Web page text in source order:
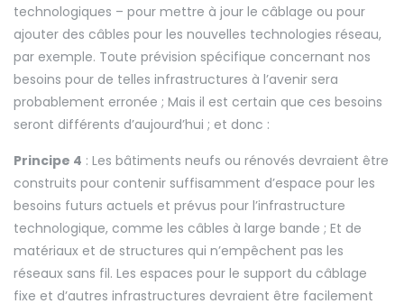
technologiques – pour mettre à jour le câblage ou pour
ajouter des câbles pour les nouvelles technologies réseau,
par exemple. Toute prévision spécifique concernant nos
besoins pour de telles infrastructures à l’avenir sera
probablement erronée ; Mais il est certain que ces besoins
seront différents d’aujourd’hui ; et donc :
Principe 4 : Les bâtiments neufs ou rénovés devraient être
construits pour contenir suffisamment d’espace pour les
besoins futurs actuels et prévus pour l’infrastructure
technologique, comme les câbles à large bande ; Et de
matériaux et de structures qui n’empêchent pas les
réseaux sans fil. Les espaces pour le support du câblage
fixe et d’autres infrastructures devraient être facilement